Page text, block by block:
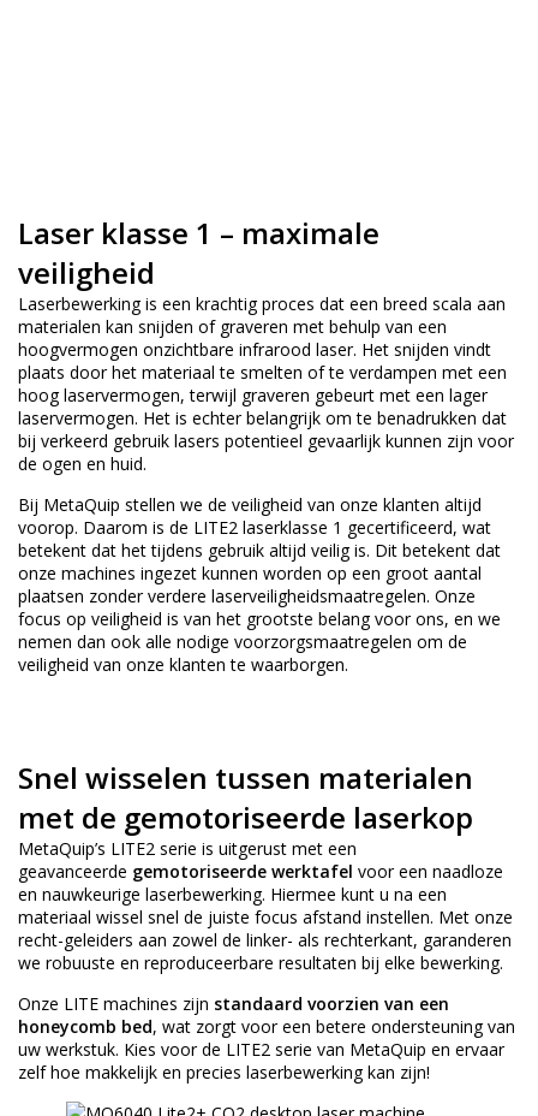
Laser klasse 1 – maximale
veiligheid
Laserbewerking is een krachtig proces dat een breed scala aan
materialen kan snijden of graveren met behulp van een
hoogvermogen onzichtbare infrarood laser. Het snijden vindt
plaats door het materiaal te smelten of te verdampen met een
hoog laservermogen, terwijl graveren gebeurt met een lager
laservermogen. Het is echter belangrijk om te benadrukken dat
bij verkeerd gebruik lasers potentieel gevaarlijk kunnen zijn voor
de ogen en huid.
Bij MetaQuip stellen we de veiligheid van onze klanten altijd
voorop. Daarom is de LITE2 laserklasse 1 gecertificeerd, wat
betekent dat het tijdens gebruik altijd veilig is. Dit betekent dat
onze machines ingezet kunnen worden op een groot aantal
plaatsen zonder verdere laserveiligheidsmaatregelen. Onze
focus op veiligheid is van het grootste belang voor ons, en we
nemen dan ook alle nodige voorzorgsmaatregelen om de
veiligheid van onze klanten te waarborgen.
Snel wisselen tussen materialen
met de gemotoriseerde laserkop
MetaQuip’s LITE2 serie is uitgerust met een
geavanceerde gemotoriseerde werktafel voor een naadloze
en nauwkeurige laserbewerking. Hiermee kunt u na een
materiaal wissel snel de juiste focus afstand instellen. Met onze
recht-geleiders aan zowel de linker- als rechterkant, garanderen
we robuuste en reproduceerbare resultaten bij elke bewerking.
Onze LITE machines zijn standaard voorzien van een
honeycomb bed, wat zorgt voor een betere ondersteuning van
uw werkstuk. Kies voor de LITE2 serie van MetaQuip en ervaar
zelf hoe makkelijk en precies laserbewerking kan zijn!